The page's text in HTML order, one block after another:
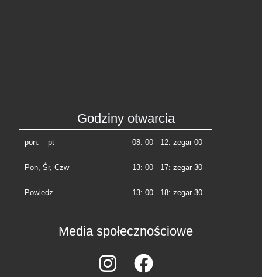
Godziny otwarcia
pon. – pt 08: 00 - 12: zegar 00
Pon, Śr, Czw 13: 00 - 17: zegar 30
Powiedz 13: 00 - 18: zegar 30
Media społecznościowe